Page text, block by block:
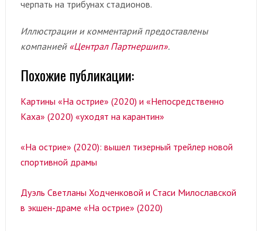
черпать на трибунах стадионов.
Иллюстрации и комментарий предоставлены
компанией «Централ Партнершип».
Похожие публикации:
Картины «На острие» (2020) и «Непосредственно
Каха» (2020) «уходят на карантин»
«На острие» (2020): вышел тизерный трейлер новой
спортивной драмы
Дуэль Светланы Ходченковой и Стаси Милославской
в экшен-драме «На острие» (2020)